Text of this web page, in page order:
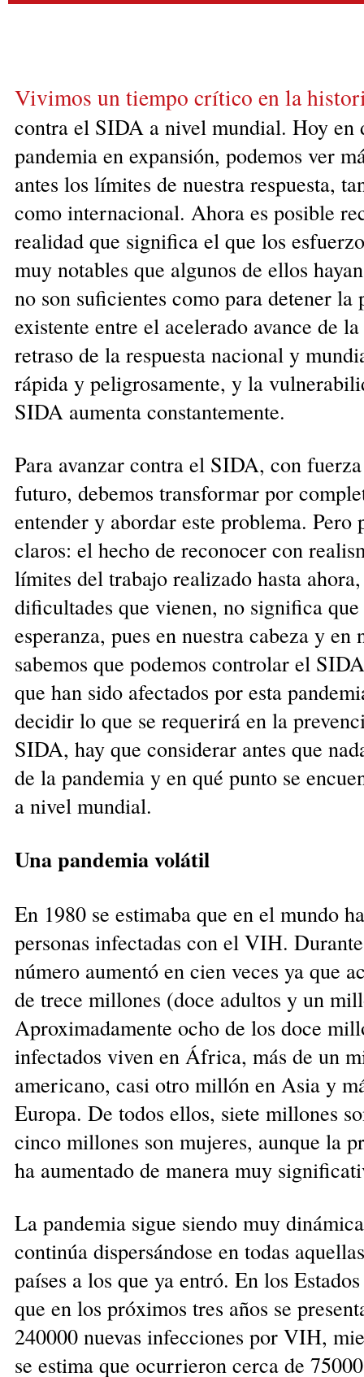
Vivimos un tiempo crítico en la
contra el SIDA a nivel mundial. Hoy en
pandemia en expansión, podemos ver
antes los límites de nuestra respuesta,
como internacional. Ahora es posible
realidad que significa el que los
muy notables que algunos de ellos
no son suficientes como para detener la
existente entre el acelerado avance de
retraso de la respuesta nacional y
rápida y peligrosamente, y la
SIDA aumenta constantemente.
Para avanzar contra el SIDA, con
futuro, debemos transformar por
entender y abordar este problema. Pero
claros: el hecho de reconocer con
límites del trabajo realizado hasta
dificultades que vienen, no significa
esperanza, pues en nuestra cabeza y en
sabemos que podemos controlar el
que han sido afectados por esta
decidir lo que se requerirá en la
SIDA, hay que considerar antes que
de la pandemia y en qué punto se
a nivel mundial.
Una pandemia volátil
En 1980 se estimaba que en el mundo
personas infectadas con el VIH.
número aumentó en cien veces ya que
de trece millones (doce adultos y un
Aproximadamente ocho de los doce
infectados viven en África, más de un
americano, casi otro millón en Asia y
Europa. De todos ellos, siete millones
cinco millones son mujeres, aunque la
ha aumentado de manera muy
La pandemia sigue siendo muy
continúa dispersándose en todas
países a los que ya entró. En los
que en los próximos tres años se
240000 nuevas infecciones por VIH,
se estima que ocurrieron cerca de